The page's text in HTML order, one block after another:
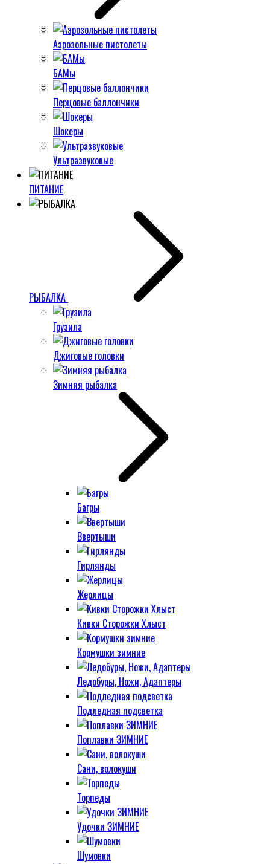
Аэрозольные пистолеты
БАМы
Перцовые баллончики
Шокеры
Ультразвуковые
ПИТАНИЕ
РЫБАЛКА
Грузила
Джиговые головки
Зимняя рыбалка
Багры
Ввертыши
Гирлянды
Жерлицы
Кивки Сторожки Хлыст
Кормушки зимние
Ледобуры, Ножи, Адаптеры
Подледная подсветка
Поплавки ЗИМНИЕ
Сани, волокуши
Торпеды
Удочки ЗИМНИЕ
Шумовки